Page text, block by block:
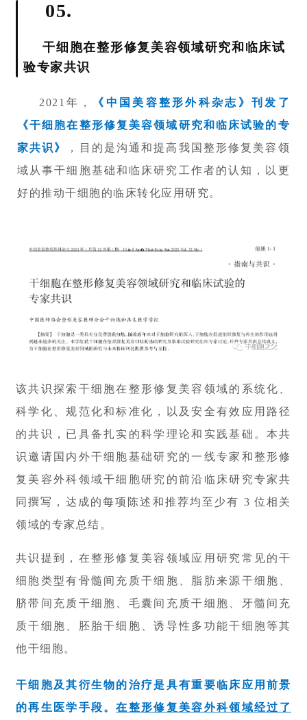
业
资
再
生
学
活
动
关
于
我
们
05.
干细胞在整形修复美容领域研究和临床试
验专家共识
2021年，
《中国美容整形外科杂志》刊发了
《干细胞在整形修复美容领域研究和临床试验的专
家共识》
，目的是沟通和提高我国整形修复美容领
域从事干细胞基础和临床研究工作者的认知，以更
好的推动干细胞的临床转化应用研究。
该共识探索干细胞在整形修复美容领域的系统化、
科学化、规范化和标准化，以及安全有效应用路径
的共识，已具备扎实的科学理论和实践基础。本共
识邀请国内外干细胞基础研究的一线专家和整形修
复美容外科领域干细胞研究的前沿临床研究专家共
同撰写，达成的每项陈述和推荐均至少有 3 位相关
领域的专家总结。
共识提到，在整形修复美容领域应用研究常见的干
细胞类型有骨髓间充质干细胞、脂肪来源干细胞、
脐带间充质干细胞、毛囊间充质干细胞、牙髓间充
质干细胞、胚胎干细胞、诱导性多功能干细胞等其
他干细胞。
干细胞及其衍生物的治疗是具有重要临床应用前景
的再生医学手段。在整形修复美容外科领域经过了